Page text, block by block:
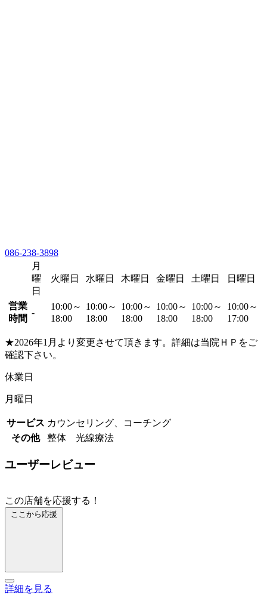
086-238-3898
月
曜
日
火曜日 水曜日 木曜日 金曜日 土曜日 日曜日
営業
時間
-
10:00～
18:00
10:00～
18:00
10:00～
18:00
10:00～
18:00
10:00～
18:00
10:00～
17:00
★2026年1月より変更させて頂きます。詳細は当院ＨＰをご
確認下さい。
休業日
月曜日
サービス カウンセリング、コーチング
その他
整体 光線療法
ユーザーレビュー
この店舗を応援する！
ここから応援
詳細を見る